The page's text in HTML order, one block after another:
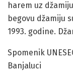
harem uz
begovu džamiju
1993. godine.
Spomenik
Banjaluci